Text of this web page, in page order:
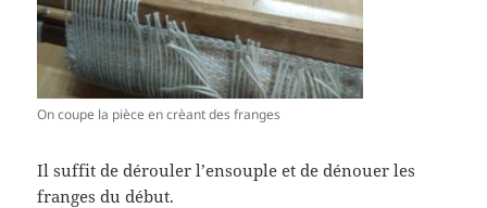
On coupe la pièce en crèant des franges
Il suffit de dérouler l’ensouple et de dénouer les
franges du début.